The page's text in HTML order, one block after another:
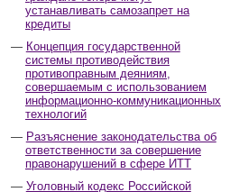
устанавливать самозапрет на
кредиты
Концепция государственной
системы противодействия
противоправным деяниям,
совершаемым с использованием
информационно-коммуникационных
технологий
Разъяснение законодательства об
ответственности за совершение
правонарушений в сфере ИТТ
Уголовный кодекс Российской